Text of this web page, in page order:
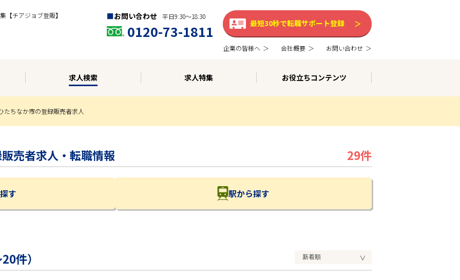
【チアジョブ登販】 お問い合わせ 平日9:30〜18:30
0120-73-1811 最短30秒で転職サポート登録
企業の皆様へ 会社概要 お問い合わせ
求人検索 求人特集 お役立ちコンテンツ
たちなか市の登録販売者求人
売者求人・転職情報 29件
す 駅から探す
件）